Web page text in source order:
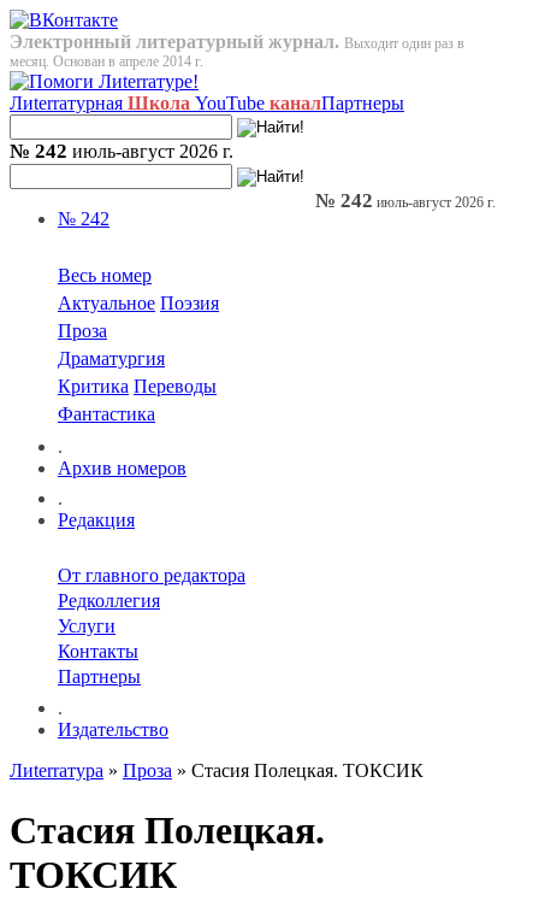
Электронный литературный журнал. Выходит один раз в
месяц. Основан в апреле 2014 г.
Лиterraтурная Школа YouTube каналПартнеры
№ 242 июль-август 2026 г.
№ 242
Весь номер
Актуальное Поэзия
Проза
Драматургия
Критика Переводы
Фантастика
.
Архив номеров
.
Редакция
От главного редактора
Редколлегия
Услуги
Контакты
Партнеры
.
Издательство
№ 242 июль-август 2026 г.
Лиterraтура » Проза » Стасия Полецкая. ТОКСИК
Стасия Полецкая.
ТОКСИК